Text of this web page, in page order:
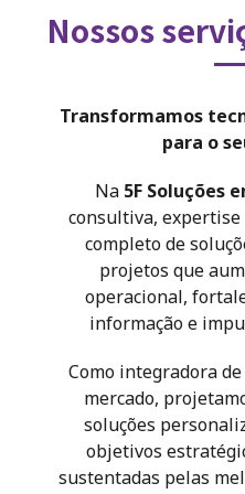
Nossos
Transformamos
para o
Na 5F Soluções
consultiva,
completo de
projetos que
operacional,
informação e
Como integradora
mercado,
soluções
objetivos
sustentadas pelas